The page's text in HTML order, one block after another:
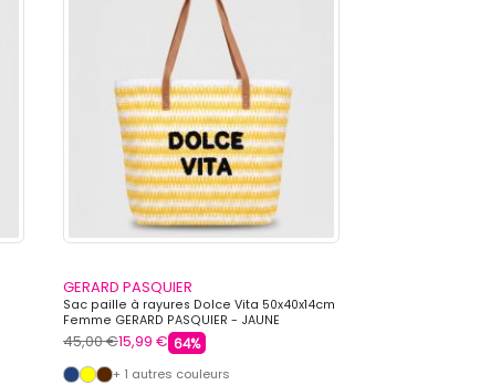
GERARD PASQUIER
Sac paille à rayures Dolce Vita 50x40x14cm
Femme GERARD PASQUIER - JAUNE
45,00 €15,99 € 64%
+ 1 autres couleurs